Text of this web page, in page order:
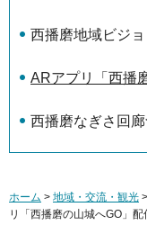
西播磨地域ビジ
ARアプリ「西播
西播磨なぎさ回
ホーム > 地域・交流・観光 >
リ「西播磨の山城へGO」配